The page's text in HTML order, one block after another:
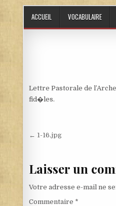
ACCUEIL VOCABULAIRE
Lettre Pastorale de
fid�les.
Navigation
← 1-16.jpg
Laisser un
Votre adresse e-mail ne
Commentaire *